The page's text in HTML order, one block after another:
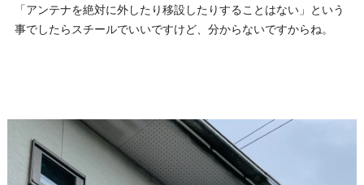
「アンテナを絶対に外したり移設したりすることはない」という
事でしたらスチールでいいですけど、分からないですからね。